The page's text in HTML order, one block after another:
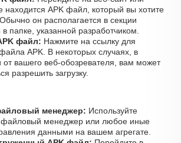
находится APK файл, который вы хотите
он располагается в секции
в папке, указанной разработчиком.
файл: Нажмите на ссылку для
APK. В некоторых случаях, в
от вашего веб-обозревателя, вам может
разрешить загрузку.
менеджер: Используйте
файловый менеджер или любое иные
данными на вашем агрегате.